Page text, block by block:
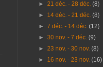
►21 déc. - 28 déc.(8)
► 14 déc. - 21 déc.(8)
►7 déc. - 14 déc.(12)
►30 nov. - 7 déc.(9)
►23 nov. - 30 nov.(8)
► 16 nov. - 23 nov.(16)